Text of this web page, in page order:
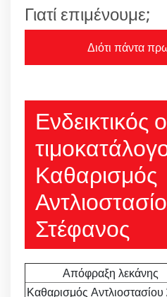
Γιατί επιμένουμε;
Διότι πάντα
Ενδεικτικός
Καθαρισμός
Στέφανος
Απόφραξη λεκάνης
Καθαρισμός Αντλιοστασίου